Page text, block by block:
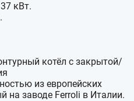
кВт.
котёл с закрытой/
из европейских
на заводе Ferroli в Италии.